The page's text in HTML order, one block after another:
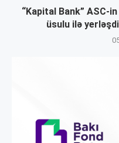
“Kapital Bank” ASC-in
üsulu ilə